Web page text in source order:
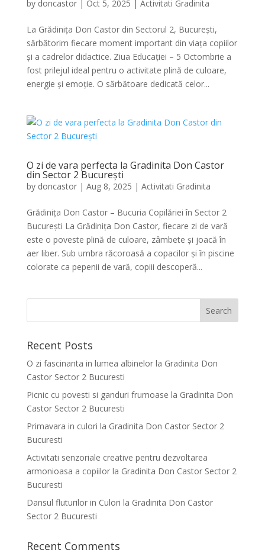
by doncastor| Oct 5, 2025 | Activitati Gradinita
La Grădinița Don Castor din Sectorul 2, București,
sărbătorim fiecare moment important din viața copiilor
și a cadrelor didactice. Ziua Educației – 5 Octombrie a
fost prilejul ideal pentru o activitate plină de culoare,
energie și emoție. O sărbătoare dedicată celor...
O zi de vara perfecta la Gradinita Don Castor
din Sector 2 București
by doncastor| Aug 8, 2025 | Activitati Gradinita
Grădinița Don Castor – Bucuria Copilăriei în Sector 2
București La Grădinița Don Castor, fiecare zi de vară
este o poveste plină de culoare, zâmbete și joacă în
aer liber. Sub umbra răcoroasă a copacilor și în piscine
colorate ca pepenii de vară, copiii descoperă...
Recent Posts
O zi fascinanta in lumea albinelor la Gradinita Don
Castor Sector 2 Bucuresti
Picnic cu povesti si ganduri frumoase la Gradinita Don
Castor Sector 2 Bucuresti
Primavara in culori la Gradinita Don Castor Sector 2
Bucuresti
Activitati senzoriale creative pentru dezvoltarea
armonioasa a copiilor la Gradinita Don Castor Sector 2
Bucuresti
Dansul fluturilor in Culori la Gradinita Don Castor
Sector 2 Bucuresti
Recent Comments